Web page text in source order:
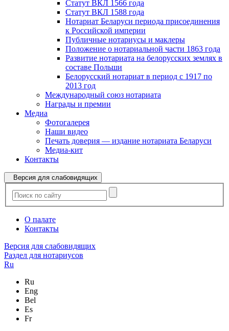
Статут ВКЛ 1566 года
Статут ВКЛ 1588 года
Нотариат Беларуси периода присоединения
к Российской империи
Публичные нотариусы и маклеры
Положение о нотариальной части 1863 года
Развитие нотариата на белорусских землях в
составе Польши
Белорусский нотариат в период с 1917 по
2013 год
Международный союз нотариата
Награды и премии
Медиа
Фотогалерея
Наши видео
Печать доверия — издание нотариата Беларуси
Медиа-кит
Контакты
Версия для слабовидящих
О палате
Контакты
Версия для слабовидящих
Раздел для нотариусов
Ru
Ru
Eng
Bel
Es
Fr